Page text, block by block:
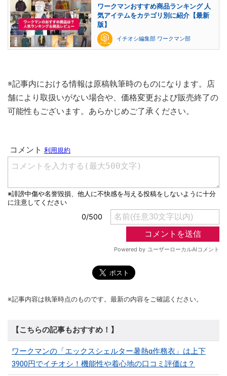
ワークマンおすすめ商品ランキング 人
気アイテムをカテゴリ別に紹介【最新
版】
イチオシ編集部 ワークマン部
※記事内における情報は原稿執筆時のものになります。店
舗により取扱いがない場合や、価格変更および販売終了の
可能性もございます。あらかじめご了承ください。
※記事内容は執筆時点のものです。最新の内容をご確認ください。
【こちらの記事もおすすめ！】
ワークマンの「エックスシェルター暑熱α作務衣」は上下
3900円でイチオシ！機能性や着心地の口コミ評価は？